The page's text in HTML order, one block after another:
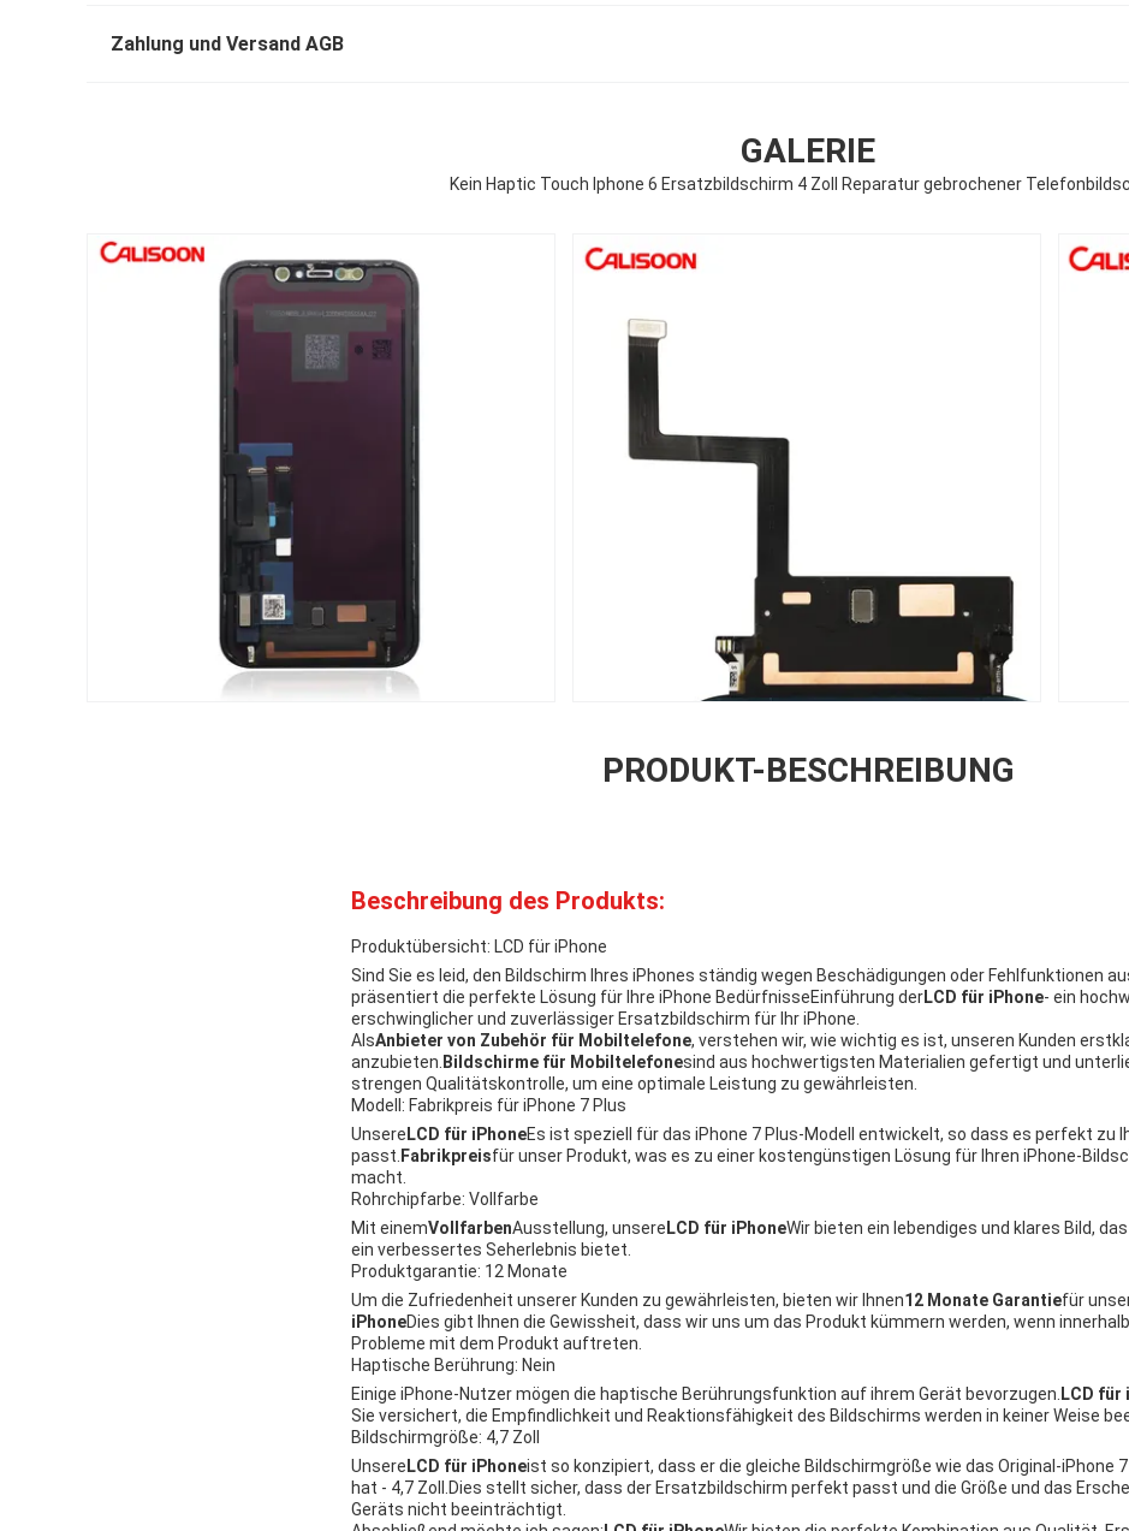
Zahlung und Versand AGB
GALERIE
Kein Haptic Touch Iphone 6 Ersatzbildschirm 4 Zoll Reparatur gebrochener
PRODUKT-BESCHREIBUNG
Beschreibung des Produkts:
Produktübersicht: LCD für iPhone
Sind Sie es leid, den Bildschirm Ihres iPhones ständig wegen Beschädigungen oder Fehlfunktionen
präsentiert die perfekte Lösung für Ihre iPhone BedürfnisseEinführung derLCD für iPhone- ein
erschwinglicher und zuverlässiger Ersatzbildschirm für Ihr iPhone.
AlsAnbieter von Zubehör für Mobiltelefone, verstehen wir, wie wichtig es ist, unseren Kunden
anzubieten. Bildschirme für Mobiltelefonesind aus hochwertigsten Materialien gefertigt und
strengen Qualitätskontrolle, um eine optimale Leistung zu gewährleisten.
Modell: Fabrikpreis für iPhone 7 Plus
Unsere LCD für iPhoneEs ist speziell für das iPhone 7 Plus-Modell entwickelt, so dass es perfekt zu
passt. Fabrikpreisfür unser Produkt, was es zu einer kostengünstigen Lösung für Ihren iPhone-
macht.
Rohrchipfarbe: Vollfarbe
Mit einemVollfarbenAusstellung, unsere LCD für iPhoneWir bieten ein lebendiges und klares Bild,
ein verbessertes Seherlebnis bietet.
Produktgarantie: 12 Monate
Um die Zufriedenheit unserer Kunden zu gewährleisten, bieten wir Ihnen12 Monate Garantiefür
iPhoneDies gibt Ihnen die Gewissheit, dass wir uns um das Produkt kümmern werden, wenn
Probleme mit dem Produkt auftreten.
Haptische Berührung: Nein
Einige iPhone-Nutzer mögen die haptische Berührungsfunktion auf ihrem Gerät bevorzugen. LCD für
Sie versichert, die Empfindlichkeit und Reaktionsfähigkeit des Bildschirms werden in keiner Weise
Bildschirmgröße: 4,7 Zoll
Unsere LCD für iPhoneist so konzipiert, dass er die gleiche Bildschirmgröße wie das Original-iPhone
hat - 4,7 Zoll.Dies stellt sicher, dass der Ersatzbildschirm perfekt passt und die Größe und das
Geräts nicht beeinträchtigt.